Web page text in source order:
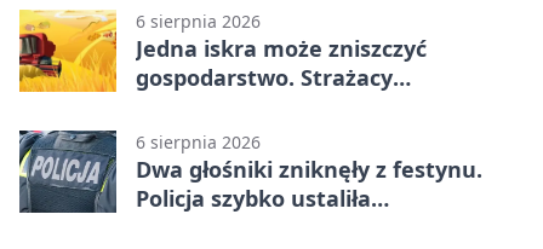
6 sierpnia 2026
Jedna iskra może zniszczyć
gospodarstwo. Strażacy
6 sierpnia 2026
Dwa głośniki zniknęły z festynu.
Policja szybko ustaliła